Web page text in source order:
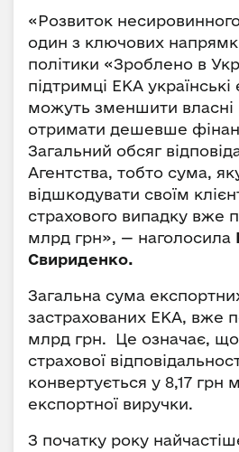
«Розвиток
один з ключових
політики «Зроблено в
підтримці ЕКА
можуть зменшити власні
отримати дешевше
Загальний обсяг
Агентства, тобто сума,
відшкодувати своїм
страхового випадку вже
млрд грн», — наголосила
Свириденко.
Загальна сума
застрахованих ЕКА, вже
млрд грн. Це означає,
страхової
конвертується у 8,17 грн
експортної виручки.
З початку року